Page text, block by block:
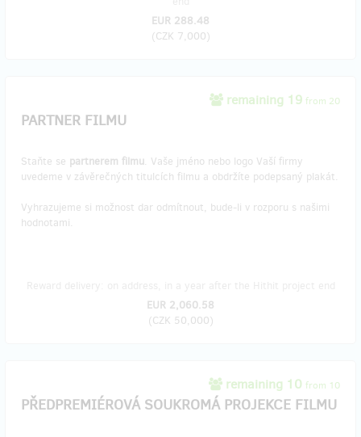
EUR 288.48
(CZK 7,000)
remaining 19 from 20
PARTNER FILMU
Staňte se partnerem filmu. Vaše jméno nebo logo Vaší firmy
uvedeme v závěrečných titulcích filmu a obdržíte podepsaný plakát.
Vyhrazujeme si možnost dar odmítnout, bude-li v rozporu s našimi
hodnotami.
EUR 2,060.58
(CZK 50,000)
remaining 10 from 10
PŘEDPREMIÉROVÁ SOUKROMÁ PROJEKCE FILMU